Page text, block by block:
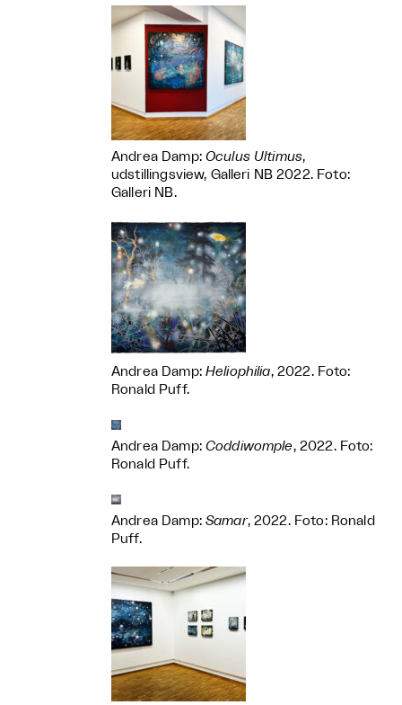
Andrea Damp: Oculus Ultimus,
udstillingsview, Galleri NB 2022. Foto:
Galleri NB.
Andrea Damp: Heliophilia, 2022. Foto:
Ronald Puff.
Andrea Damp: Coddiwomple, 2022. Foto:
Ronald Puff.
Andrea Damp: Samar, 2022. Foto: Ronald
Puff.